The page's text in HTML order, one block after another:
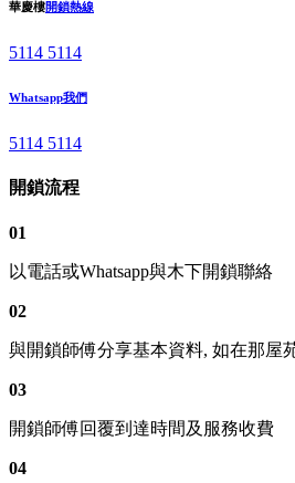
華慶樓開鎖熱線
5114 5114
Whatsapp我們
5114 5114
開鎖流程
01
以電話或Whatsapp與木下開鎖聯絡
02
與開鎖師傅分享基本資料, 如在那屋
03
開鎖師傅回覆到達時間及服務收費
04